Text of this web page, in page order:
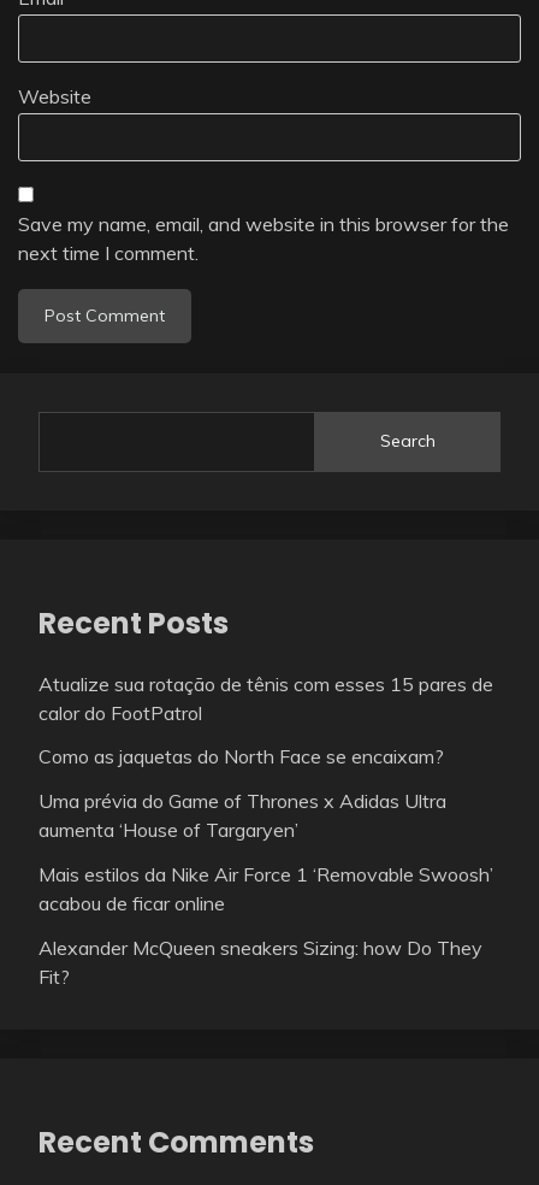
Website
Save my name, email, and website in this browser for the
next time I comment.
Search
Recent Posts
Atualize sua rotação de tênis com esses 15 pares de
calor do FootPatrol
Como as jaquetas do North Face se encaixam?
Uma prévia do Game of Thrones x Adidas Ultra
aumenta ‘House of Targaryen’
Mais estilos da Nike Air Force 1 ‘Removable Swoosh’
acabou de ficar online
Alexander McQueen sneakers Sizing: how Do They
Fit?
Recent Comments